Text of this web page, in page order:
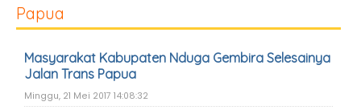
Papua
Masyarakat Kabupaten Nduga Gembira Selesainya
Jalan Trans Papua
Minggu, 21 Mei 2017 14:08:32